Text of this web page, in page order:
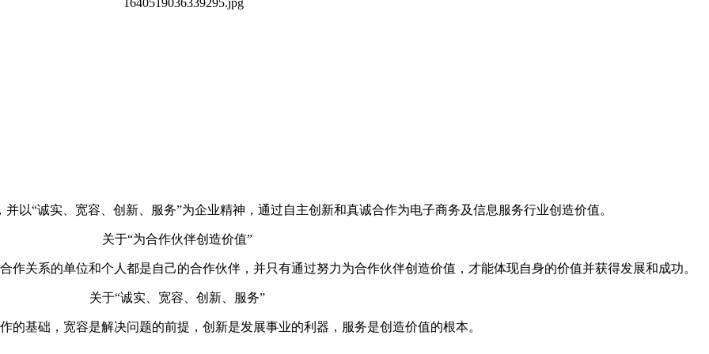
以“诚实、宽容、创新、服务”为企业精神，通过自主创新和真诚合作为电子商务及信息服务行业创造价值。
关于“为合作伙伴创造价值”
关系的单位和个人都是自己的合作伙伴，并只有通过努力为合作伙伴创造价值，才能体现自身的价值并获得发展和成功。
关于“诚实、宽容、创新、服务”
的基础，宽容是解决问题的前提，创新是发展事业的利器，服务是创造价值的根本。